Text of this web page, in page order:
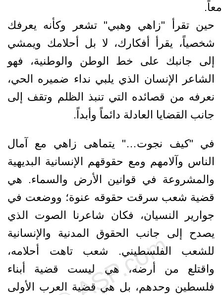
معاً.
حين تقرأ "زاهي وهبي" تشعر وكأنه يعرفك
شخصياً، يقرأ أفكارك، لا بل أحلامك ويمشي
إلى جانبك على خط الوطن والوطنية، فهو
الشاعر الإنسان الذي يلبي نداء ضميره الحي،
نعرفه من قصائده التي تنبذ الظلم وتقف إلى
جانب القضايا العادلة دائماً وأبداً.
في "كيف نجوت…" يتماهى زاهي مع آمال
الناس وآلامهم ومع حقوقهم الإنسانية البديهية
والمشروعة في قوانين الأرض والسماء. هي
قضية شعب سرقت حقوقه عنوة؛ ووضعت في
جوارير النسيان، فكان شاعرنا الصوت الذي
يصدح إلى جانب الحقوق المدنية والإنسانية
للشعب الفلسطيني. شعب تاهت أحلامه،
واقتلع من أرضه، هي ليست قضية أبناء
فلسطين وحدهم، بل هي قضية العرب الأولى